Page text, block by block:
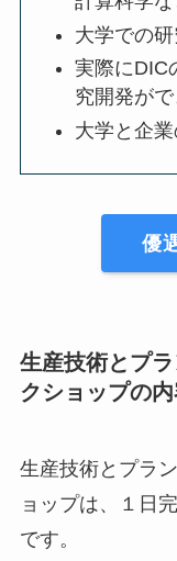
大学での
実際にDIC
究開発がで
大学と企
優
生産技術とプ
クショップの
生産技術とプラ
ョップは、１日
です。